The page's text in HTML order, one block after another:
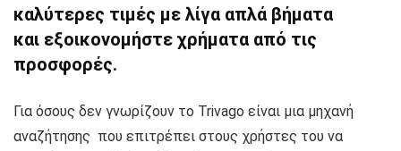
καλύτερες τιμές με λίγα απλά βήματα
και εξοικονομήστε χρήματα από τις
προσφορές.
Για όσους δεν γνωρίζουν το Trivago είναι μια μηχανή
αναζήτησης που επιτρέπει στους χρήστες του να